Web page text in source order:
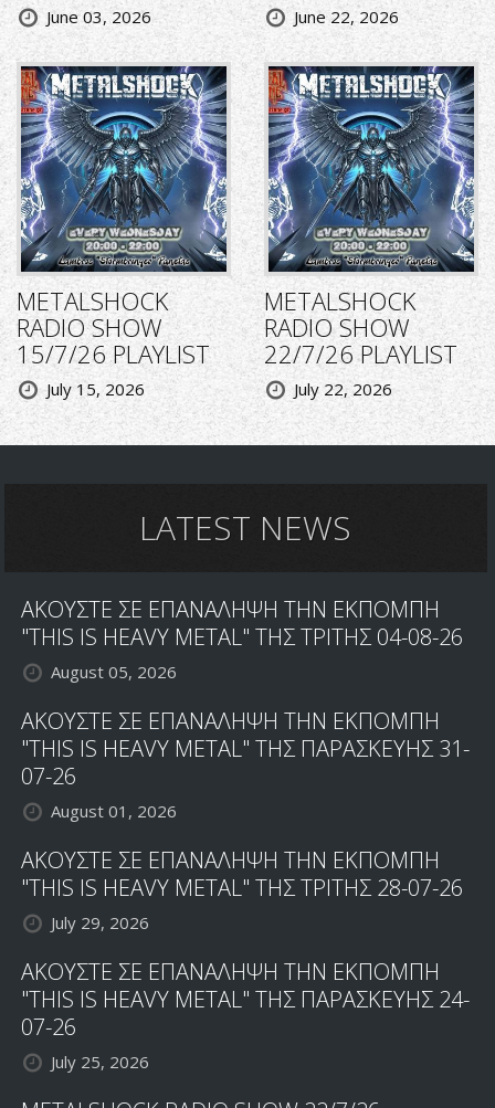
June 03, 2026 June 22, 2026
METALSHOCK
RADIO SHOW
15/7/26 PLAYLIST
July 15, 2026
METALSHOCK
RADIO SHOW
22/7/26 PLAYLIST
July 22, 2026
LATEST NEWS
ΑΚΟΥΣΤΕ ΣΕ ΕΠΑΝΑΛΗΨΗ ΤΗΝ ΕΚΠΟΜΠΗ
"THIS IS HEAVY METAL" ΤΗΣ ΤΡΙΤΗΣ 04-08-26
August 05, 2026
ΑΚΟΥΣΤΕ ΣΕ ΕΠΑΝΑΛΗΨΗ ΤΗΝ ΕΚΠΟΜΠΗ
"THIS IS HEAVY METAL" ΤΗΣ ΠΑΡΑΣΚΕΥΗΣ 31-
07-26
August 01, 2026
ΑΚΟΥΣΤΕ ΣΕ ΕΠΑΝΑΛΗΨΗ ΤΗΝ ΕΚΠΟΜΠΗ
"THIS IS HEAVY METAL" ΤΗΣ ΤΡΙΤΗΣ 28-07-26
July 29, 2026
ΑΚΟΥΣΤΕ ΣΕ ΕΠΑΝΑΛΗΨΗ ΤΗΝ ΕΚΠΟΜΠΗ
"THIS IS HEAVY METAL" ΤΗΣ ΠΑΡΑΣΚΕΥΗΣ 24-
07-26
July 25, 2026